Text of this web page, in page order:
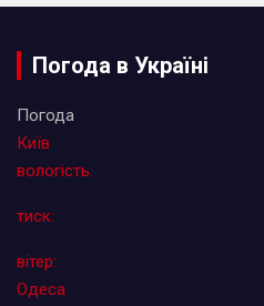
Погода в Україні
Погода
Київ
вологість:
тиск:
вітер:
Одеса